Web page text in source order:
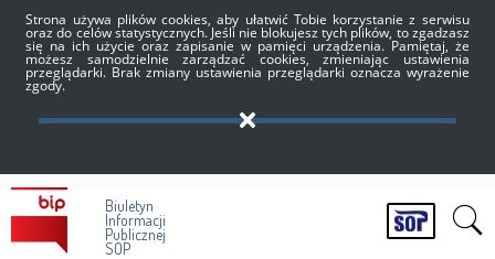
Strona używa plików cookies, aby ułatwić Tobie korzystanie z serwisu
oraz do celów statystycznych. Jeśli nie blokujesz tych plików, to zgadzasz
się na ich użycie oraz zapisanie w pamięci urządzenia. Pamiętaj, że
możesz samodzielnie zarządzać cookies, zmieniając ustawienia
przeglądarki. Brak zmiany ustawienia przeglądarki oznacza wyrażenie
zgody.
Biuletyn
Informacji
Publicznej
SOP